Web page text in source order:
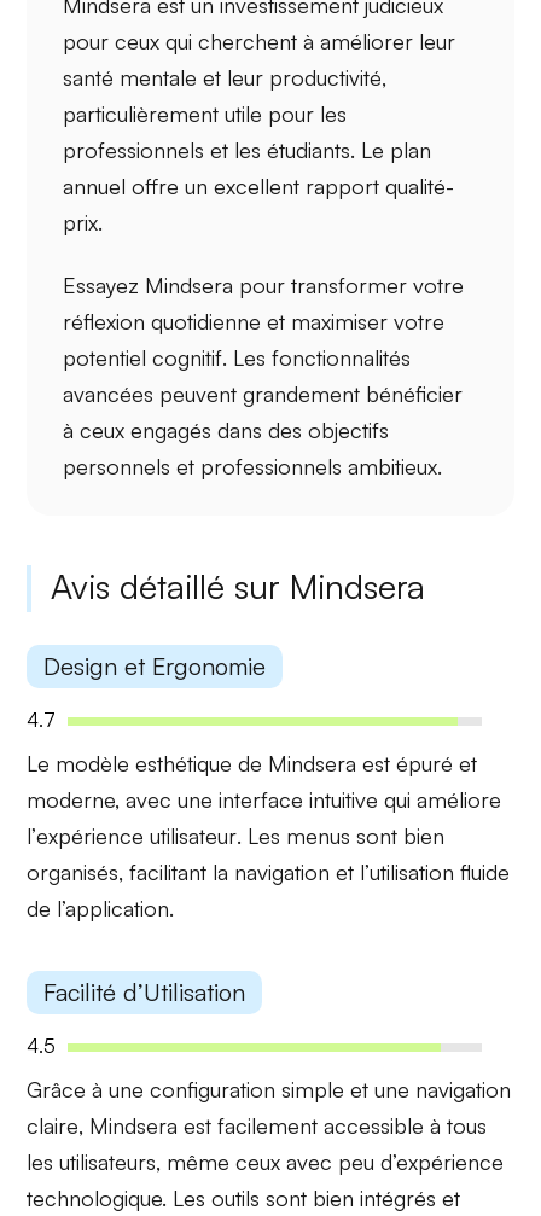
pour ceux qui cherchent à améliorer leur
santé mentale et leur productivité,
particulièrement utile pour les
professionnels et lesétudiants. Le plan
annuel offre un excellent rapport qualité-
prix.
Essayez Mindsera pour transformer votre
réflexion quotidienne et maximiser votre
potentiel cognitif. Les fonctionnalités
avancées peuvent grandement bénéficier
à ceux engagés dans des objectifs
personnels et professionnels ambitieux.
Avis détaillé sur Mindsera
Design et Ergonomie
4.7
Le modèle esthétique de Mindsera est épuré et
moderne, avec uneinterface intuitive qui améliore
l’expérience utilisateur. Les menus sont bien
organisés, facilitant la navigation et l’utilisation fluide
de l’application.
Facilité d’Utilisation
4.5
Grâce à uneconfiguration simple et une navigation
claire, Mindsera est facilement accessible à tous
les utilisateurs, même ceux avec peu d’expérience
technologique. Les outils sont bien intégrés et